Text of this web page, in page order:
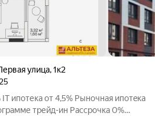
улица,1к2